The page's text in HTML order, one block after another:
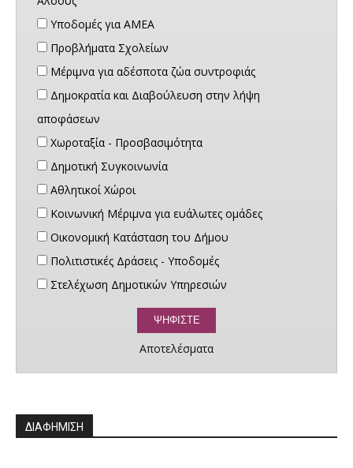
Υποδομές για ΑΜΕΑ
Προβλήματα Σχολείων
Μέριμνα για αδέσποτα ζώα συντροφιάς
Δημοκρατία και Διαβούλευση στην λήψη
αποφάσεων
Χωροταξία - Προσβασιμότητα
Δημοτική Συγκοινωνία
Αθλητικοί Χώροι
Κοινωνική Μέριμνα για ευάλωτες ομάδες
Οικονομική Κατάσταση του Δήμου
Πολιτιστικές Δράσεις - Υποδομές
Στελέχωση Δημοτικών Υπηρεσιών
Αποτελέσματα
ΔΙΑΦΗΜΙΣΗ